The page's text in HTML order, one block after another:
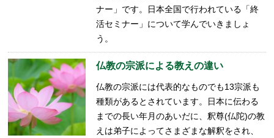
ナー」です。日本全国で行われている「終
活セミナー」について学んでいきましょ
う。
仏教の宗派による教えの違い
仏教の宗派には代表的なものでも13宗派も
種類があるとされています。日本に伝わる
までの長い年月のあいだに、釈尊(仏陀)の教
えは弟子によってさまざまな解釈をされ、